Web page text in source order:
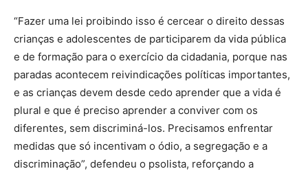
“Fazer uma lei proibindo isso é cercear o direito dessas
crianças e adolescentes de participarem da vida pública
e de formação para o exercício da cidadania, porque nas
paradas acontecem reivindicações políticas importantes,
e as crianças devem desde cedo aprender que a vida é
plural e que é preciso aprender a conviver com os
diferentes, sem discriminá-los. Precisamos enfrentar
medidas que só incentivam o ódio, a segregação e a
discriminação”, defendeu o psolista, reforçando a